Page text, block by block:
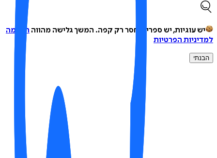
יש עוגיות, יש ספרים, חסר רק קפה.המשך גלישה מהווההסכמה
הפרטיות